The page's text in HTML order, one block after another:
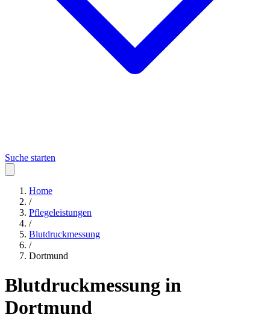
Suche starten
Home
/
Pflegeleistungen
/
Blutdruckmessung
/
Dortmund
Blutdruckmessung in
Dortmund